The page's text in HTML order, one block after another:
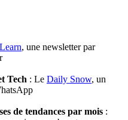
, une newsletter par
Tech : Le Daily Snow, un
de tendances par mois :